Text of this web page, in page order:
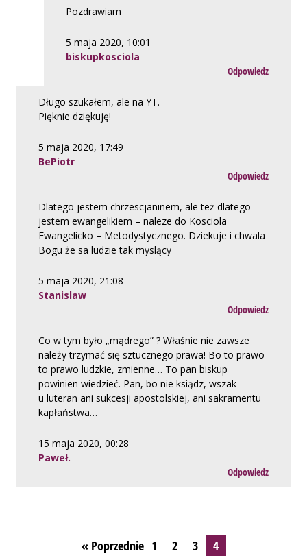
Pozdrawiam
5 maja 2020, 10:01
biskupkosciola
Odpowiedz
Długo szukałem, ale na YT.
Pięknie dziękuję!
5 maja 2020, 17:49
BePiotr
Odpowiedz
Dlatego jestem chrzescjaninem, ale też dlatego
jestem ewangelikiem – naleze do Kosciola
Ewangelicko – Metodystycznego. Dziekuje i chwala
Bogu że sa ludzie tak myslący
5 maja 2020, 21:08
Stanislaw
Odpowiedz
Co w tym było „mądrego” ? Właśnie nie zawsze
należy trzymać się sztucznego prawa! Bo to prawo
to prawo ludzkie, zmienne… To pan biskup
powinien wiedzieć. Pan, bo nie ksiądz, wszak
u luteran ani sukcesji apostolskiej, ani sakramentu
kapłaństwa…
15 maja 2020, 00:28
Paweł.
Odpowiedz
Stronicowanie« Poprzednie 1 2 3 4